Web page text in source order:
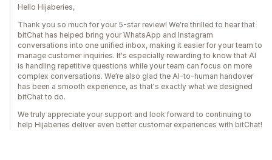
Hello Hijaberies,
Thank you so much for your 5-star review! We're thrilled to hear that
bitChat has helped bring your WhatsApp and Instagram
conversations into one unified inbox, making it easier for your team to
manage customer inquiries. It's especially rewarding to know that AI
is handling repetitive questions while your team can focus on more
complex conversations. We’re also glad the AI-to-human handover
has been a smooth experience, as that's exactly what we designed
bitChat to do.
We truly appreciate your support and look forward to continuing to
help Hijaberies deliver even better customer experiences with bitChat!